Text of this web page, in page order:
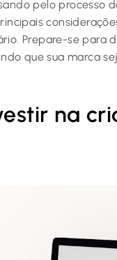
pelo processo
Prepare-se para
que sua marca
na